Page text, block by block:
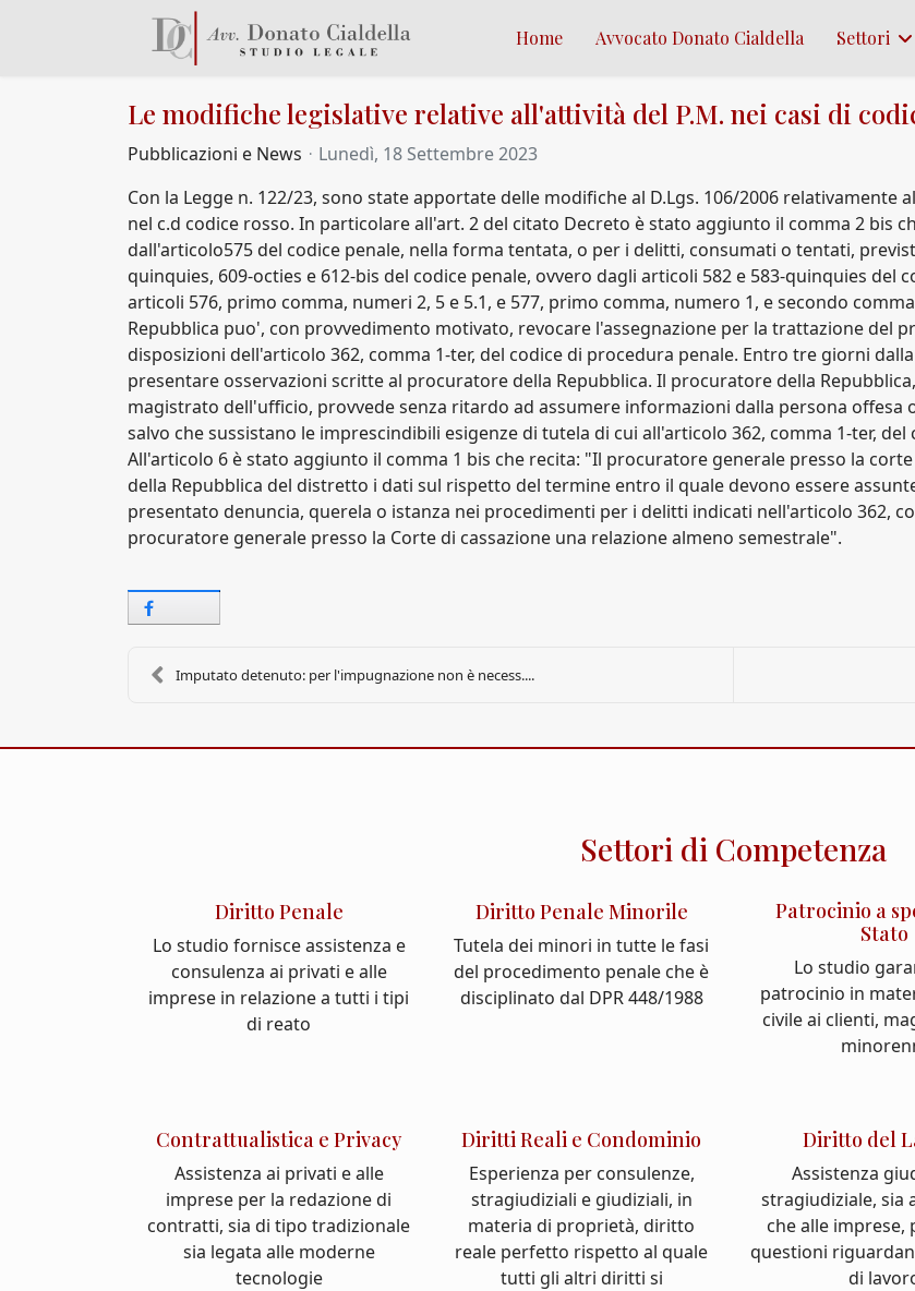
Home Avvocato Donato Cialdella Settori
Le modifiche legislative relative all'attività del P.M. nei casi di
Pubblicazioni e News
Lunedì, 18 Settembre 2023
Con la Legge n. 122/23, sono state apportate delle modifiche al D.Lgs. 106/2006
nel c.d codice rosso. In particolare all'art. 2 del citato Decreto è stato aggiunto il comma 2 bis
dall'articolo575 del codice penale, nella forma tentata, o per i delitti, consumati o tentati,
quinquies, 609-octies e 612-bis del codice penale, ovvero dagli articoli 582 e 583-quinquies del
articoli 576, primo comma, numeri 2, 5 e 5.1, e 577, primo comma, numero 1, e secondo
Repubblica puo', con provvedimento motivato, revocare l'assegnazione per la trattazione del
disposizioni dell'articolo 362, comma 1-ter, del codice di procedura penale. Entro tre giorni
presentare osservazioni scritte al procuratore della Repubblica. Il procuratore della
magistrato dell'ufficio, provvede senza ritardo ad assumere informazioni dalla persona offesa
salvo che sussistano le imprescindibili esigenze di tutela di cui all'articolo 362, comma 1-ter,
All'articolo 6 è stato aggiunto il comma 1 bis che recita: "Il procuratore generale presso la
della Repubblica del distretto i dati sul rispetto del termine entro il quale devono essere
presentato denuncia, querela o istanza nei procedimenti per i delitti indicati nell'articolo 362,
procuratore generale presso la Corte di cassazione una relazione almeno semestrale".
Imputato detenuto: per l'impugnazione non è necess....
Settori di Competenza
Diritto Penale
Lo studio fornisce assistenza e
consulenza ai privati e alle
imprese in relazione a tutti i tipi
di reato
Diritto Penale Minorile
Tutela dei minori in tutte le fasi
del procedimento penale che è
disciplinato dal DPR 448/1988
Patrocinio a
Stato
Lo studio
patrocinio in
civile ai clienti,
Contrattualistica e Privacy
Assistenza ai privati e alle
imprese per la redazione di
contratti, sia di tipo tradizionale
sia legata alle moderne
tecnologie
Diritti Reali e Condominio
Esperienza per consulenze,
stragiudiziali e giudiziali, in
materia di proprietà, diritto
reale perfetto rispetto al quale
tutti gli altri diritti si
Diritto del
Assistenza
stragiudiziale, sia
che alle imprese,
questioni
di